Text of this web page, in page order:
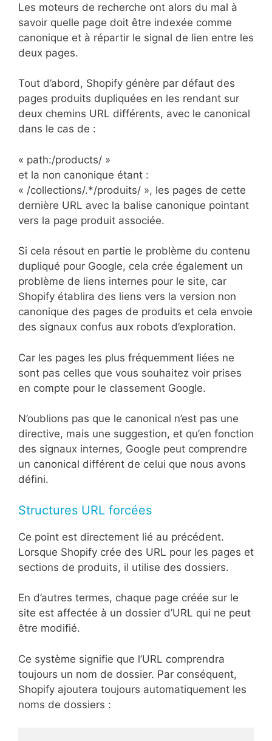
Les moteurs de recherche ont alors du mal à
savoir quelle page doit être indexée comme
canonique et à répartir le signal de lien entre les
deux pages.
Tout d’abord, Shopify génère par défaut des
pages produits dupliquées en les rendant sur
deux chemins URL différents, avec le canonical
dans le cas de :
« path:/products/ »
et la non canonique étant :
« /collections/.*/produits/ », les pages de cette
dernière URL avec la balise canonique pointant
vers la page produit associée.
Si cela résout en partie le problème du contenu
dupliqué pour Google, cela crée également un
problème de liens internes pour le site, car
Shopify établira des liens vers la version non
canonique des pages de produits et cela envoie
des signaux confus aux robots d’exploration.
Car les pages les plus fréquemment liées ne
sont pas celles que vous souhaitez voir prises
en compte pour le classement Google.
N’oublions pas que le canonical n’est pas une
directive, mais une suggestion, et qu’en fonction
des signaux internes, Google peut comprendre
un canonical différent de celui que nous avons
défini.
Structures URL forcées
Ce point est directement lié au précédent.
Lorsque Shopify crée des URL pour les pages et
sections de produits, il utilise des dossiers.
En d’autres termes, chaque page créée sur le
site est affectée à un dossier d’URL qui ne peut
être modifié.
Ce système signifie que l’URL comprendra
toujours un nom de dossier. Par conséquent,
Shopify ajoutera toujours automatiquement les
noms de dossiers :